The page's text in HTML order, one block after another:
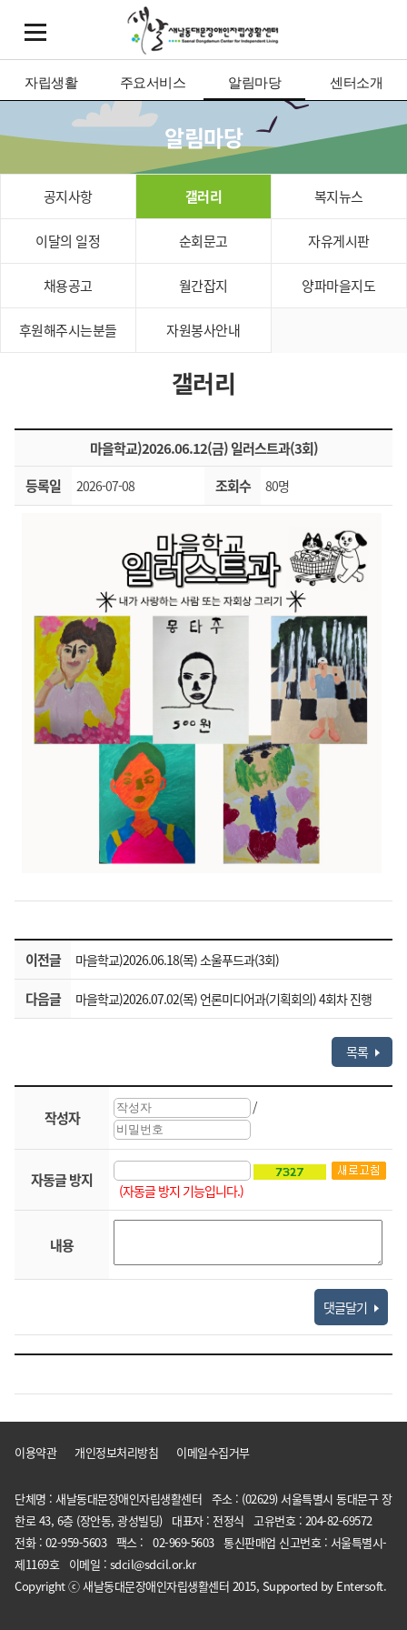
자립생활 주요서비스 알림마당 센터소개
알림마당
공지사항 갤러리 복지뉴스
이달의 일정 순회문고 자유게시판
채용공고 월간잡지 양파마을지도
후원해주시는분들 자원봉사안내
갤러리
마을학교)2026.06.12(금) 일러스트과(3회)
등록일
2026-07-08 조회수 80명
이전글 마을학교)2026.06.18(목) 소울푸드과(3회)
다음글 마을학교)2026.07.02(목) 언론미디어과(기획회의) 4회차 진행
목록
작성자
/
자동글 방지
(자동글 방지 기능입니다.)
내용
댓글달기
이용약관 개인정보처리방침 이메일수집거부
단체명 : 새날동대문장애인자립생활센터 주소 : (02629) 서울특별시 동대문구 장
한로 43, 6층 (장안동, 광성빌딩) 대표자 : 전정식 고유번호 : 204-82-69572
전화 : 02-959-5603 팩스 : 02-969-5603 통신판매업 신고번호 : 서울특별시-
제1169호 이메일 : sdcil@sdcil.or.kr
Copyright ⓒ 새날동대문장애인자립생활센터 2015, Supported by Entersoft.